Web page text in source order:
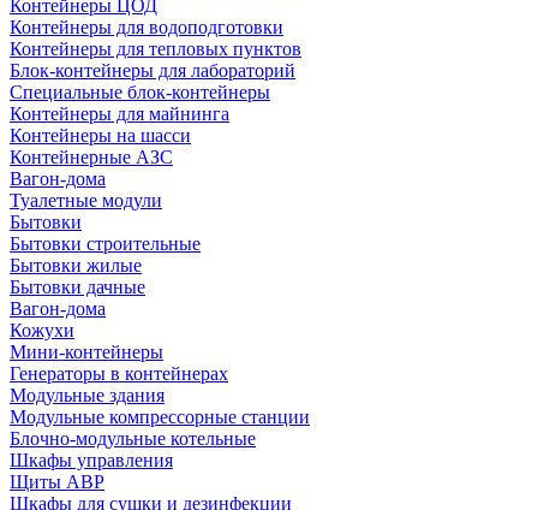
Контейнеры ЦОД
Контейнеры для водоподготовки
Контейнеры для тепловых пунктов
Блок-контейнеры для лабораторий
Специальные блок-контейнеры
Контейнеры для майнинга
Контейнеры на шасси
Контейнерные АЗС
Вагон-дома
Туалетные модули
Бытовки
Бытовки строительные
Бытовки жилые
Бытовки дачные
Вагон-дома
Кожухи
Мини-контейнеры
Генераторы в контейнерах
Модульные здания
Модульные компрессорные станции
Блочно-модульные котельные
Шкафы управления
Щиты АВР
Шкафы для сушки и дезинфекции